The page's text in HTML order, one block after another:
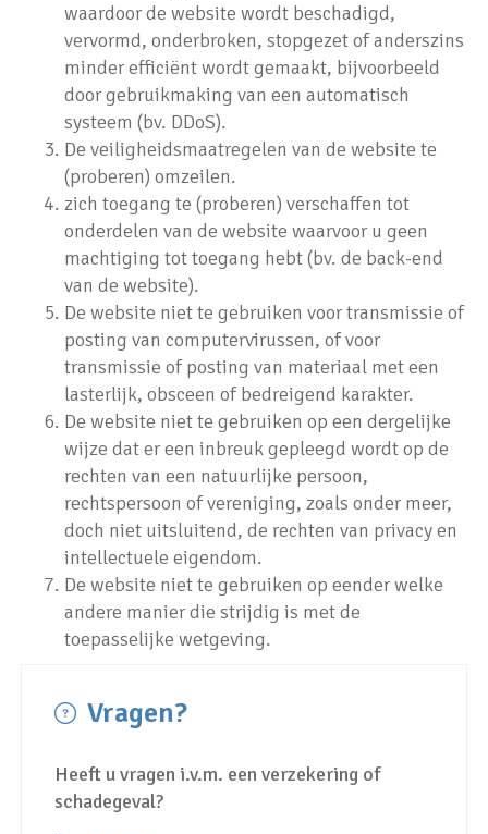
waardoor de website wordt beschadigd,
vervormd, onderbroken, stopgezet of anderszins
minder efficiënt wordt gemaakt, bijvoorbeeld
door gebruikmaking van een automatisch
systeem (bv. DDoS).
De veiligheidsmaatregelen van de website te
(proberen) omzeilen.
zich toegang te (proberen) verschaffen tot
onderdelen van de website waarvoor u geen
machtiging tot toegang hebt (bv. de back-end
van de website).
De website niet te gebruiken voor transmissie of
posting van computervirussen, of voor
transmissie of posting van materiaal met een
lasterlijk, obsceen of bedreigend karakter.
De website niet te gebruiken op een dergelijke
wijze dat er een inbreuk gepleegd wordt op de
rechten van een natuurlijke persoon,
rechtspersoon of vereniging, zoals onder meer,
doch niet uitsluitend, de rechten van privacy en
intellectuele eigendom.
De website niet te gebruiken op eender welke
andere manier die strijdig is met de
toepasselijke wetgeving.
Vragen?
Heeft u vragen i.v.m. een verzekering of
schadegeval?